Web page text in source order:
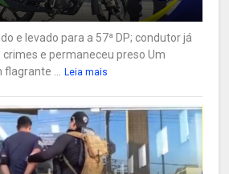
e levado para a 57ª DP; condutor já
e permaneceu preso Um
...
Leia mais